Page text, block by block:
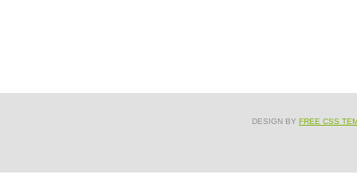
DESIGN BY FREE CSS